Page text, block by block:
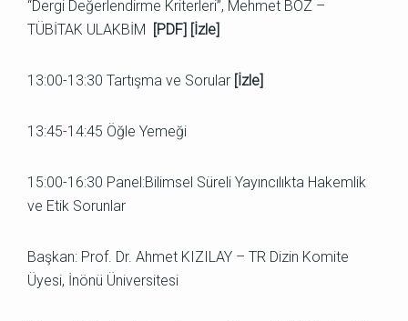
“Dergi Değerlendirme Kriterleri”, Mehmet BOZ –
TÜBİTAK ULAKBİM [PDF] [İzle]
13:00-13:30 Tartışma ve Sorular [İzle]
13:45-14:45 Öğle Yemeği
15:00-16:30 Panel:Bilimsel Süreli Yayıncılıkta Hakemlik
ve Etik Sorunlar
Başkan: Prof. Dr. Ahmet KIZILAY – TR Dizin Komite
Üyesi, İnönü Üniversitesi